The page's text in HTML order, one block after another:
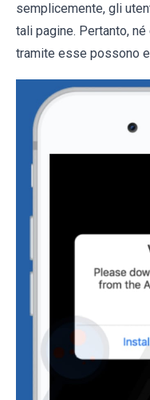
semplicemente, gli
tali pagine. Pertanto,
tramite esse possono